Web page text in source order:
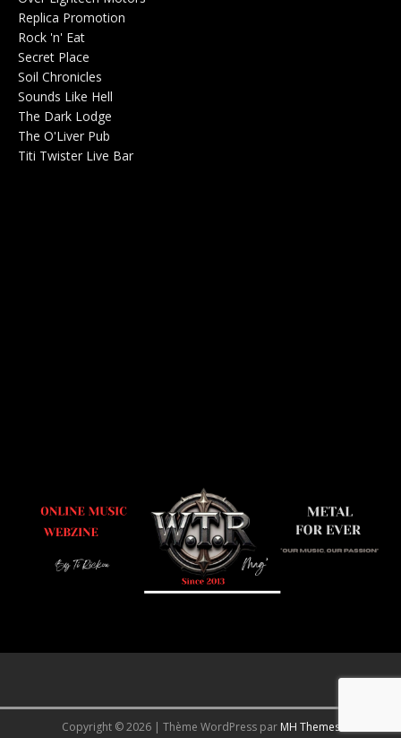
Replica Promotion
Rock 'n' Eat
Secret Place
Soil Chronicles
Sounds Like Hell
The Dark Lodge
The O'Liver Pub
Titi Twister Live Bar
Copyright © 2026 | Thème WordPress par MH Themes